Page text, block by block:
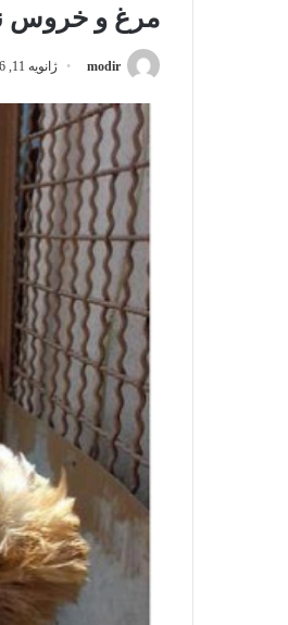
مرغ و خروس
modir ژانویه 11, 2026